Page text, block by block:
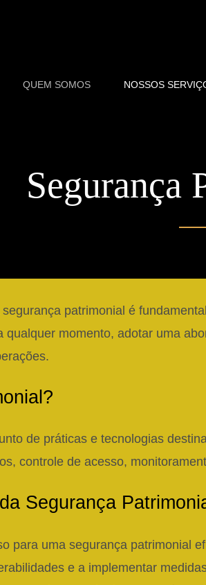
QUEM SOMOS NOSSOS
Segurança
patrimonial é
momento, adotar uma
de práticas e tecnologias
controle de acesso,
Segurança
para uma segurança patrimonial
e a implementar